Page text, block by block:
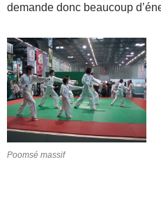
demande donc beaucoup
Poomsé massif